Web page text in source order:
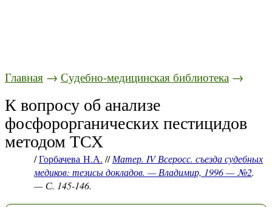
Главная → Судебно-медицинская библиотека →
К вопросу об анализе
фосфорорганических пестицидов
методом ТСХ
/Горбачева Н.А. //Матер. IV Всеросс. съезда судебных
медиков: тезисы докладов. — Владимир, 1996 — №2.
— С. 145-146.